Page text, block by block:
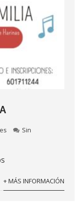
Sin
+ MÁS INFORMACIÓN